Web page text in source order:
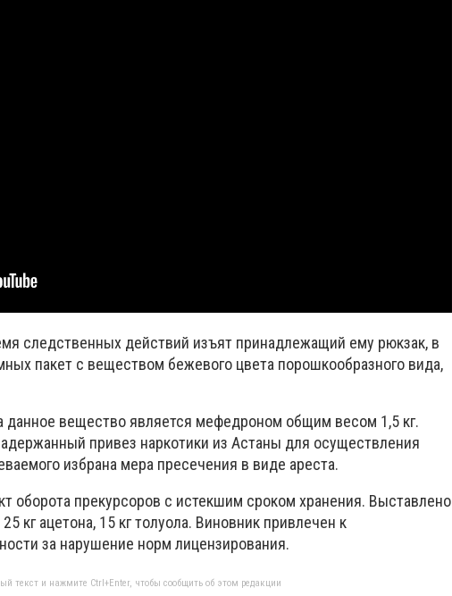
следственных действий изъят принадлежащий ему рюкзак, в
пакет с веществом бежевого цвета порошкообразного вида,
данное вещество является мефедроном общим весом 1,5 кг.
привез наркотики из Астаны для осуществления
избрана мера пресечения в виде ареста.
оборота прекурсоров с истекшим сроком хранения. Выставлено
кг ацетона, 15 кг толуола. Виновник привлечен к
за нарушение норм лицензирования.
текст и нажмите Ctrl+Enter, чтобы сообщить об этом редакции